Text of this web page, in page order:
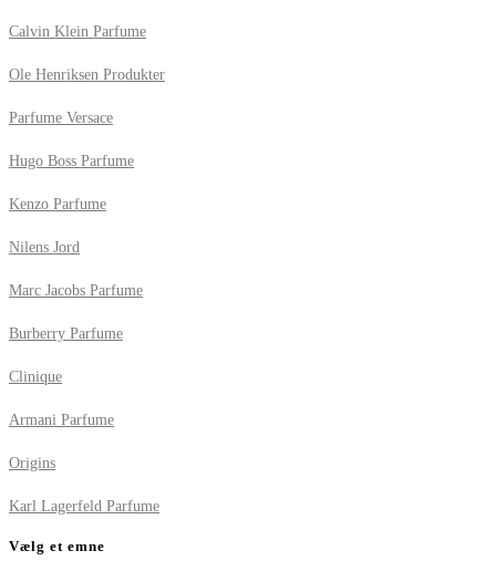
Calvin Klein Parfume
Ole Henriksen Produkter
Parfume Versace
Hugo Boss Parfume
Kenzo Parfume
Nilens Jord
Marc Jacobs Parfume
Burberry Parfume
Clinique
Armani Parfume
Origins
Karl Lagerfeld Parfume
Vælg et emne